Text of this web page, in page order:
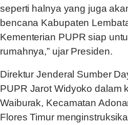
seperti halnya yang juga
bencana Kabupaten
Kementerian PUPR siap
rumahnya,” ujar Presiden.
Direktur Jenderal Sumber
PUPR Jarot Widyoko dalam
Waiburak, Kecamatan
Flores Timur